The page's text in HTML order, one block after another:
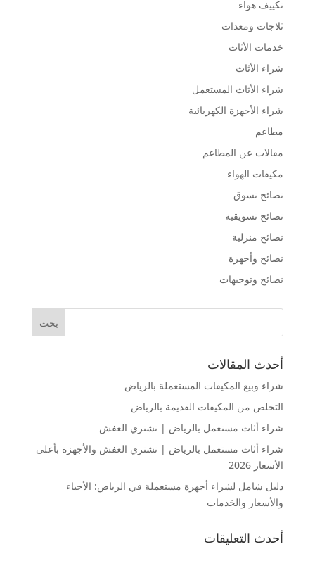
تكييف هواء
ثلاجات ومعدات
خدمات الأثاث
شراء الأثاث
شراء الأثاث المستعمل
شراء الأجهزة الكهربائية
مطاعم
مقالات عن المطاعم
مكيفات الهواء
نصائح تسوق
نصائح تسويقية
نصائح منزلية
نصائح وأجهزة
نصائح وتوجيهات
أحدث المقالات
شراء وبيع المكيفات المستعملة بالرياض
التخلص من المكيفات القديمة بالرياض
شراء أثاث مستعمل بالرياض | نشتري العفش
شراء أثاث مستعمل بالرياض | نشتري العفش والأجهزة بأعلى
الأسعار 2026
دليل شامل لشراء أجهزة مستعملة في الرياض: الأحياء
والأسعار والخدمات
أحدث التعليقات